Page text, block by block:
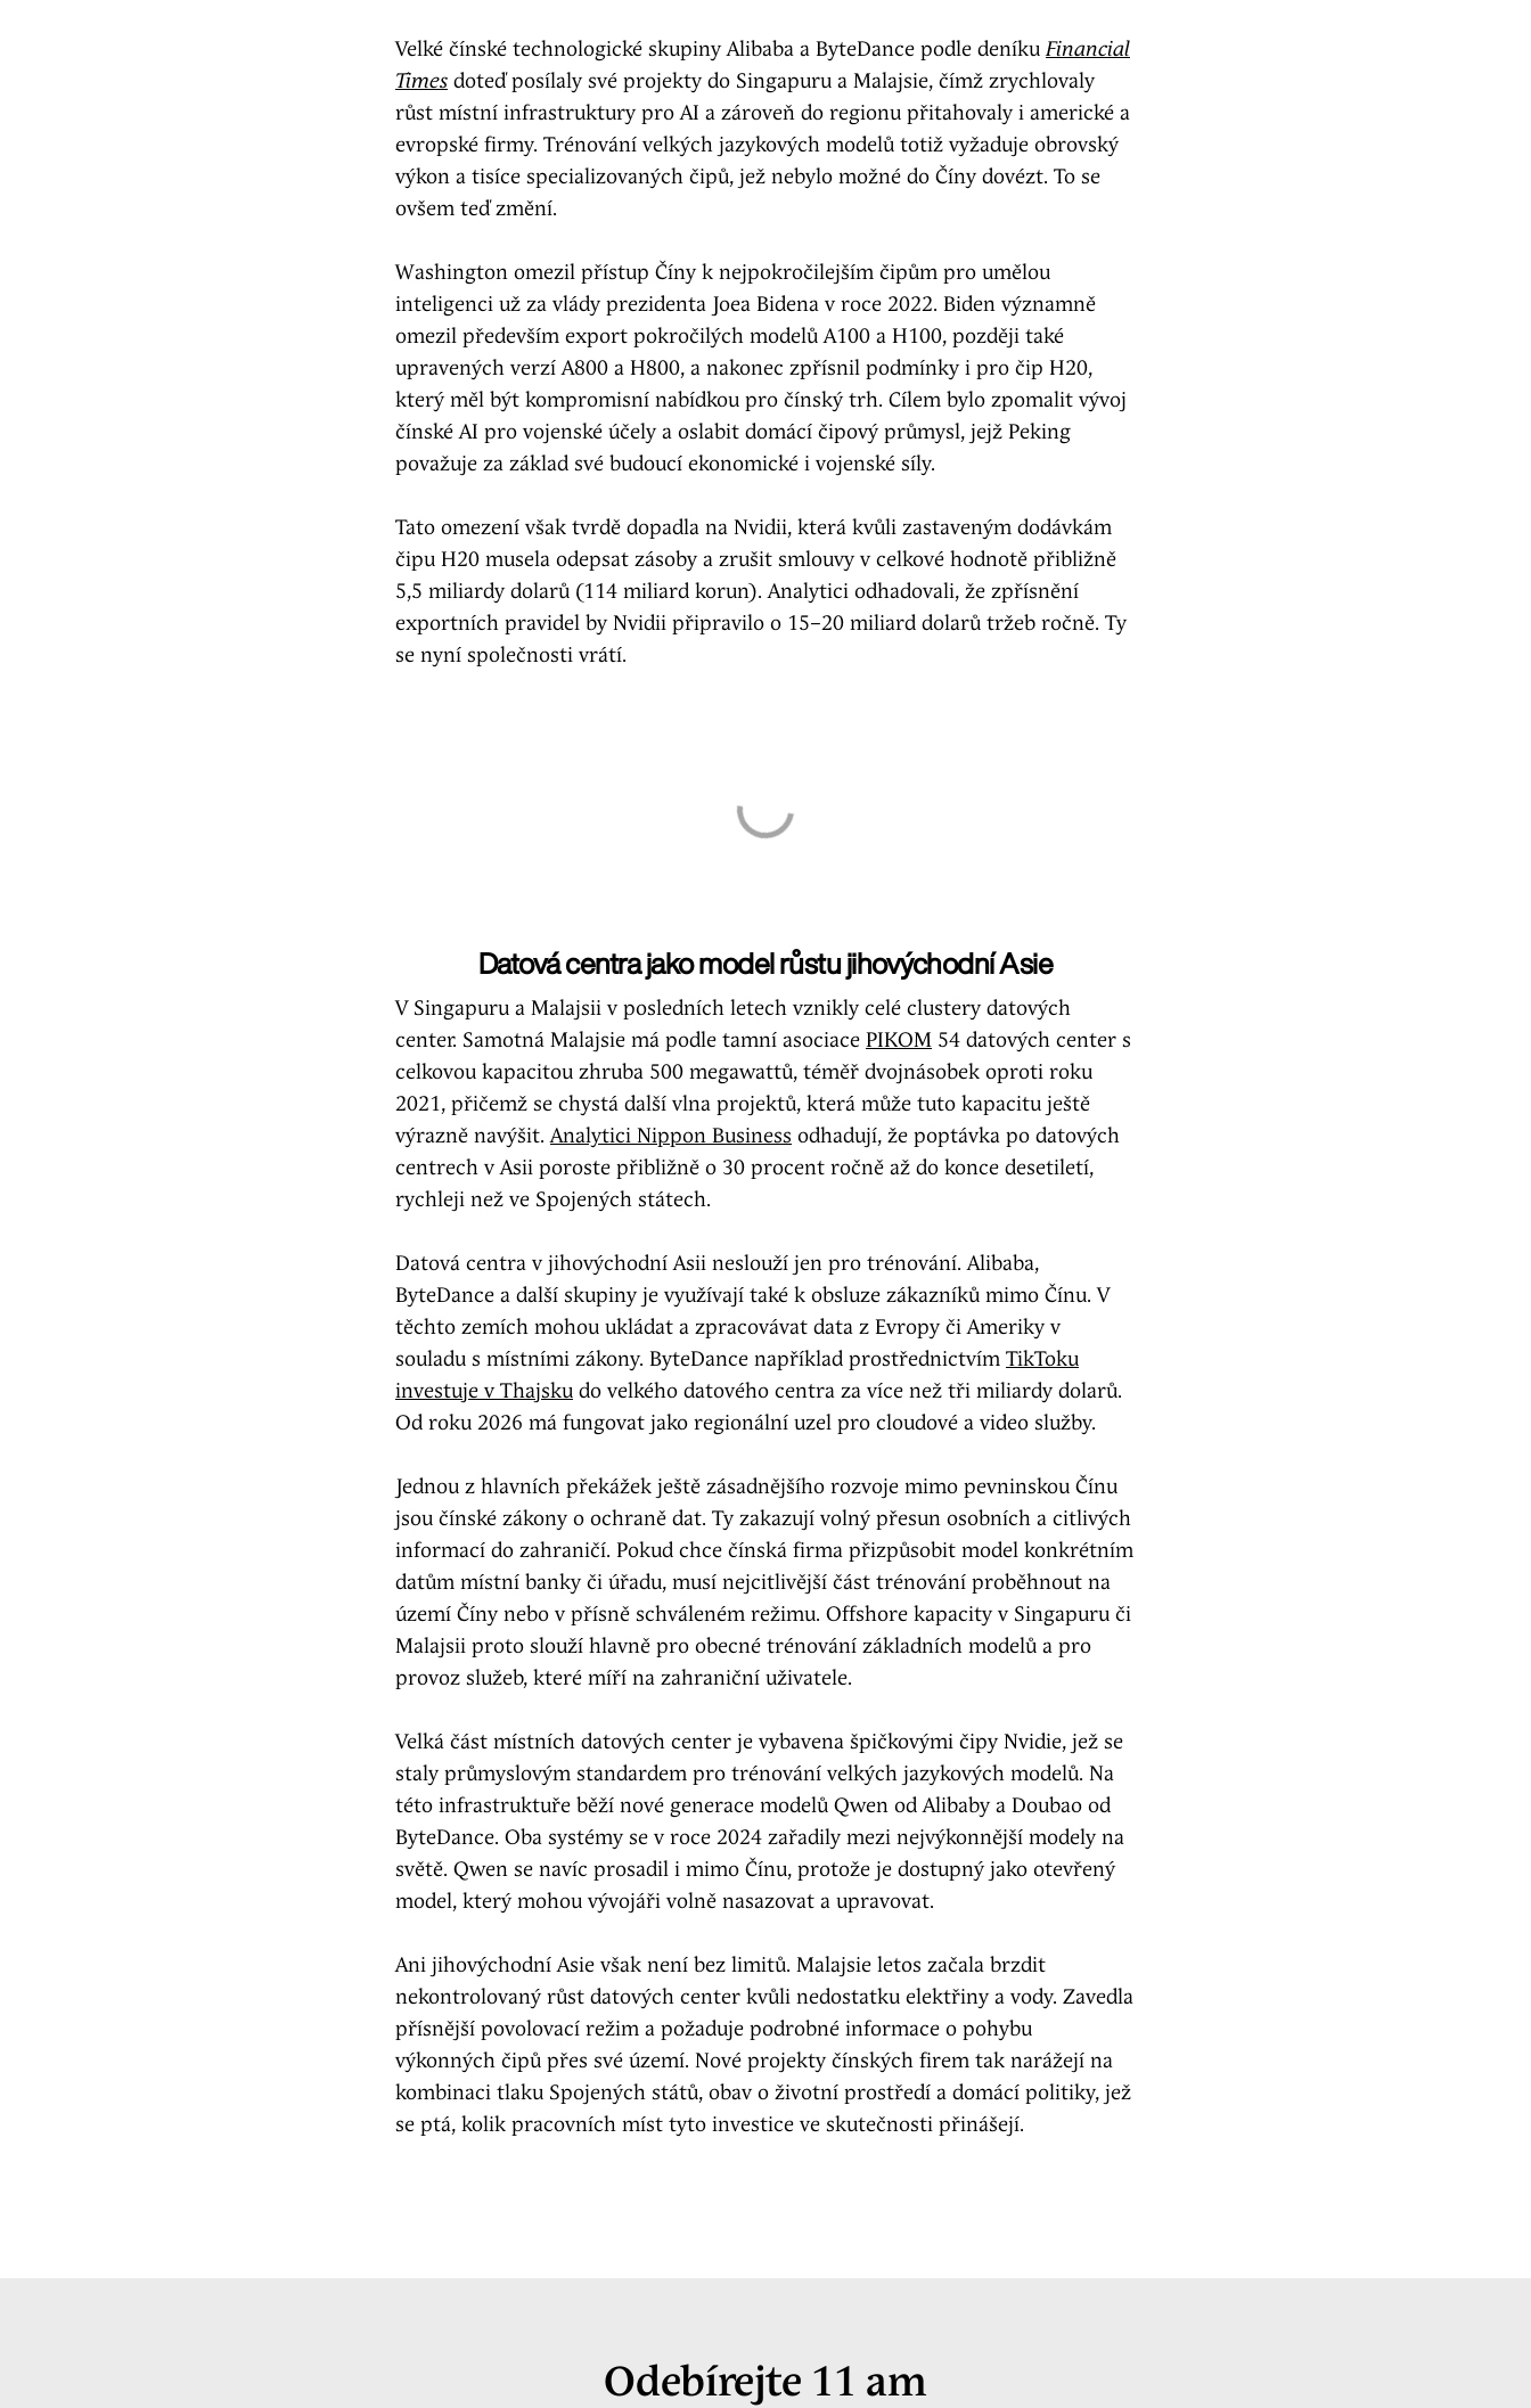
Velké čínské technologické skupiny Alibaba a ByteDance podle deníkuFinancial
Times doteď posílaly své projekty do Singapuru a Malajsie, čímž zrychlovaly
růst místní infrastruktury pro AI a zároveň do regionu přitahovaly i americké a
evropské firmy. Trénování velkých jazykových modelů totiž vyžaduje obrovský
výkon a tisíce specializovaných čipů, jež nebylo možné do Číny dovézt. To se
ovšem teď změní.
Washington omezil přístup Číny k nejpokročilejším čipům pro umělou
inteligenci už za vlády prezidenta Joea Bidena v roce 2022. Biden významně
omezil především export pokročilých modelů A100 a H100, později také
upravených verzí A800 a H800, a nakonec zpřísnil podmínky i pro čip H20,
který měl být kompromisní nabídkou pro čínský trh. Cílem bylo zpomalit vývoj
čínské AI pro vojenské účely a oslabit domácí čipový průmysl, jejž Peking
považuje za základ své budoucí ekonomické i vojenské síly.
Tato omezení však tvrdě dopadla na Nvidii, která kvůli zastaveným dodávkám
čipu H20 musela odepsat zásoby a zrušit smlouvy v celkové hodnotě přibližně
5,5 miliardy dolarů (114 miliard korun). Analytici odhadovali, že zpřísnění
exportních pravidel by Nvidii připravilo o 15–20 miliard dolarů tržeb ročně. Ty
se nyní společnosti vrátí.
Datová centra jako model růstu jihovýchodní Asie
V Singapuru a Malajsii v posledních letech vznikly celé clustery datových
center. Samotná Malajsie má podle tamní asociace PIKOM 54 datových center s
celkovou kapacitou zhruba 500 megawattů, téměř dvojnásobek oproti roku
2021, přičemž se chystá další vlna projektů, která může tuto kapacitu ještě
výrazně navýšit.Analytici Nippon Business odhadují, že poptávka po datových
centrech v Asii poroste přibližně o 30 procent ročně až do konce desetiletí,
rychleji než ve Spojených státech.
Datová centra v jihovýchodní Asii neslouží jen pro trénování. Alibaba,
ByteDance a další skupiny je využívají také k obsluze zákazníků mimo Čínu. V
těchto zemích mohou ukládat a zpracovávat data z Evropy či Ameriky v
souladu s místními zákony. ByteDance například prostřednictvím TikToku
investuje v Thajsku do velkého datového centra za více než tři miliardy dolarů.
Od roku 2026 má fungovat jako regionální uzel pro cloudové a video služby.
Jednou z hlavních překážek ještě zásadnějšího rozvoje mimo pevninskou Čínu
jsou čínské zákony o ochraně dat. Ty zakazují volný přesun osobních a citlivých
informací do zahraničí. Pokud chce čínská firma přizpůsobit model konkrétním
datům místní banky či úřadu, musí nejcitlivější část trénování proběhnout na
území Číny nebo v přísně schváleném režimu. Offshore kapacity v Singapuru či
Malajsii proto slouží hlavně pro obecné trénování základních modelů a pro
provoz služeb, které míří na zahraniční uživatele.
Velká část místních datových center je vybavena špičkovými čipy Nvidie, jež se
staly průmyslovým standardem pro trénování velkých jazykových modelů. Na
této infrastruktuře běží nové generace modelů Qwen od Alibaby a Doubao od
ByteDance. Oba systémy se v roce 2024 zařadily mezi nejvýkonnější modely na
světě. Qwen se navíc prosadil i mimo Čínu, protože je dostupný jako otevřený
model, který mohou vývojáři volně nasazovat a upravovat.
Ani jihovýchodní Asie však není bez limitů. Malajsie letos začala brzdit
nekontrolovaný růst datových center kvůli nedostatku elektřiny a vody. Zavedla
přísnější povolovací režim a požaduje podrobné informace o pohybu
výkonných čipů přes své území. Nové projekty čínských firem tak narážejí na
kombinaci tlaku Spojených států, obav o životní prostředí a domácí politiky, jež
se ptá, kolik pracovních míst tyto investice ve skutečnosti přinášejí.
Odebírejte 11 am